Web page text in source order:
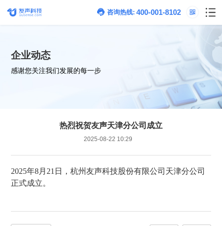
咨询热线: 400-001-8102
企业动态
感谢您关注我们发展的每一步
热烈祝贺友声天津分公司成立
2025-08-22 10:29
2025年8月21日，杭州友声科技股份有限公司 天津
正式成立。